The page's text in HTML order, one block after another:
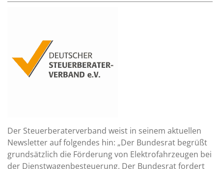
Der Steuerberaterverband weist in seinem aktuellen
Newsletter auf folgendes hin: „Der Bundesrat begrüßt
grundsätzlich die Förderung von Elektrofahrzeugen bei
der Dienstwagenbesteuerung. Der Bundesrat fordert